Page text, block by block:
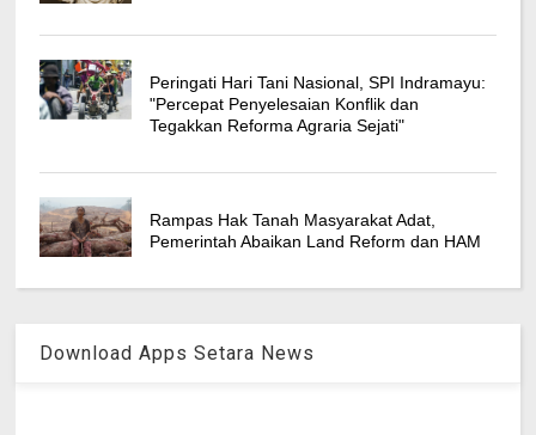
Peringati Hari Tani Nasional, SPI Indramayu:
"Percepat Penyelesaian Konflik dan
Tegakkan Reforma Agraria Sejati"
Rampas Hak Tanah Masyarakat Adat,
Pemerintah Abaikan Land Reform dan HAM
Download Apps Setara News